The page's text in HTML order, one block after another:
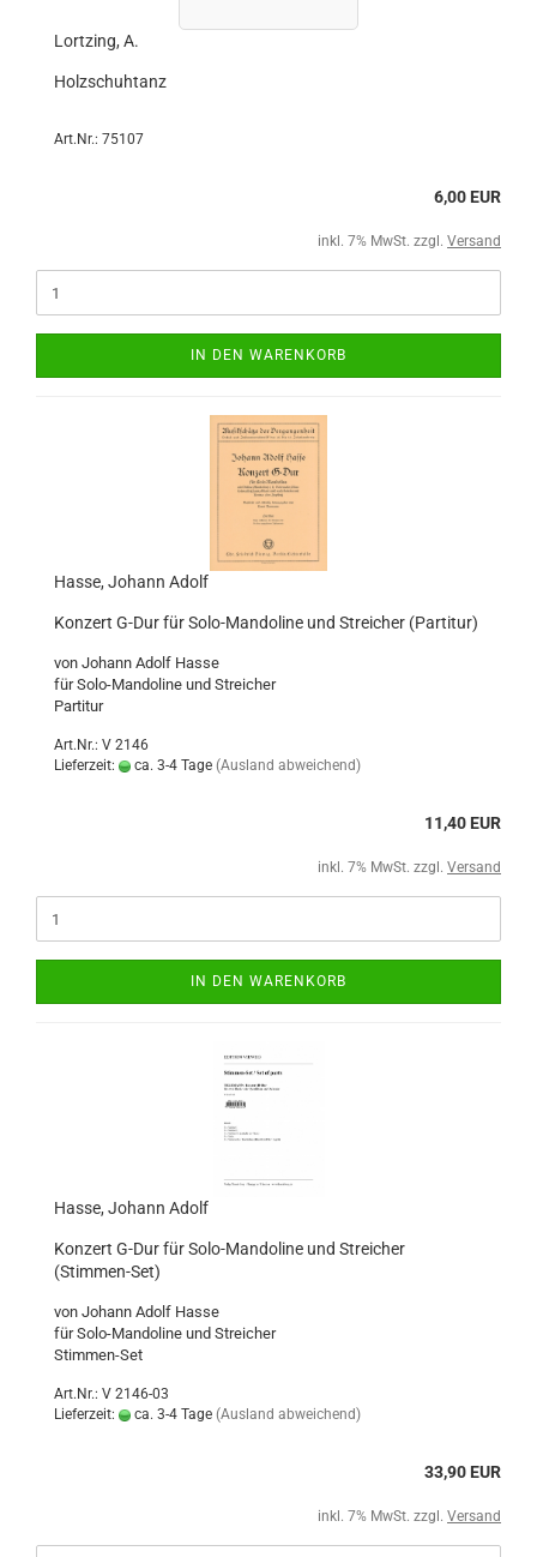
Lortzing, A.
Holzschuhtanz
Art.Nr.: 75107
6,00 EUR
inkl. 7% MwSt. zzgl. Versand
IN DEN WARENKORB
Hasse, Johann Adolf
Konzert G-Dur für Solo-Mandoline und Streicher (Partitur)
von Johann Adolf Hasse
für Solo-Mandoline und Streicher
Partitur
Art.Nr.: V 2146
Lieferzeit:
ca. 3-4 Tage (Ausland abweichend)
11,40 EUR
inkl. 7% MwSt. zzgl. Versand
IN DEN WARENKORB
Hasse, Johann Adolf
Konzert G-Dur für Solo-Mandoline und Streicher
(Stimmen-Set)
von Johann Adolf Hasse
für Solo-Mandoline und Streicher
Stimmen-Set
Art.Nr.: V 2146-03
Lieferzeit:
ca. 3-4 Tage (Ausland abweichend)
33,90 EUR
inkl. 7% MwSt. zzgl. Versand